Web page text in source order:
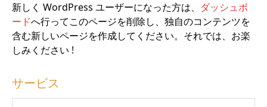
新しく WordPress ユーザーになった方は、 ダッシュボ
ードへ行ってこのページを削除し、独自のコンテンツを
含む新しいページを作成してください。それでは、お楽
しみください !
サービス